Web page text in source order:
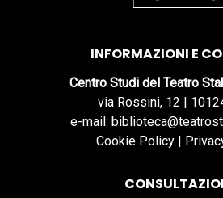
INFORMAZIONI E
Centro Studi del Teatro
via Rossini, 12 |
e-mail:
Cookie Policy |